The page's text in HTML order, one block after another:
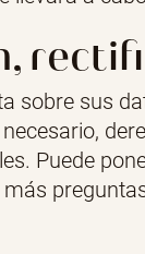
sobre sus
Puede